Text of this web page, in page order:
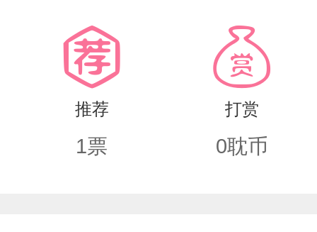
推荐
1票
打赏
0耽币